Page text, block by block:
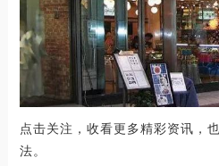
点击关注，收看更多精彩资讯，
法。